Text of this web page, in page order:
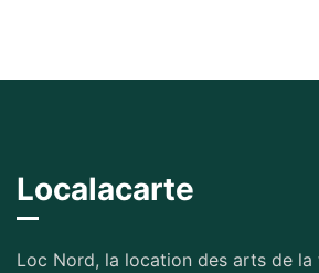
Localacarte
Loc Nord, la location des arts de la